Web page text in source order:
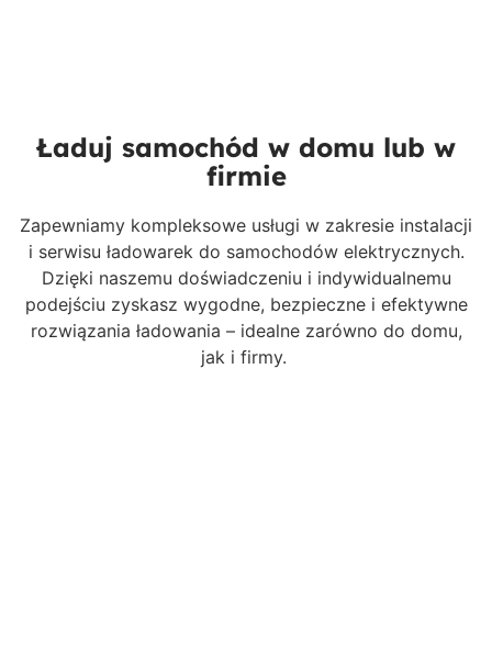
Ładuj samochód w domu lub w
firmie
Zapewniamy kompleksowe usługi w zakresie instalacji
i serwisu ładowarek do samochodów elektrycznych.
Dzięki naszemu doświadczeniu i indywidualnemu
podejściu zyskasz wygodne, bezpieczne i efektywne
rozwiązania ładowania – idealne zarówno do domu,
jak i firmy.